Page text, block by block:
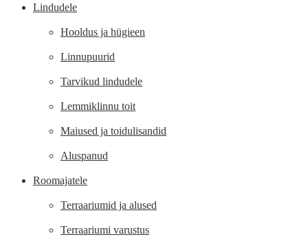
Lindudele
Hooldus ja hügieen
Linnupuurid
Tarvikud lindudele
Lemmiklinnu toit
Maiused ja toidulisandid
Aluspanud
Roomajatele
Terraariumid ja alused
Terraariumi varustus